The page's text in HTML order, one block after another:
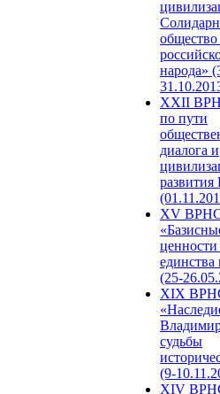
народа»
XXII
по пути
диалога и
развития
XV
единства
(25-
XIX
судьбы
(9-
XIV